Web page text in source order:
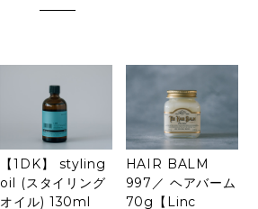
【1DK】 styling
oil (スタイリング
オイル) 130ml
HAIR BALM
997／ ヘアバーム
70g【Linc